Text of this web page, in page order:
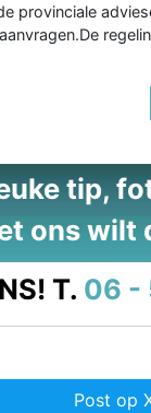
provinciale
tip,
ons wilt
T. 06 -
Post op